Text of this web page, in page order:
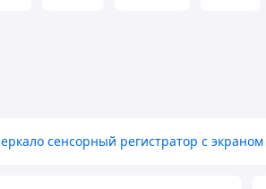
сенсорный регистратор с экраном